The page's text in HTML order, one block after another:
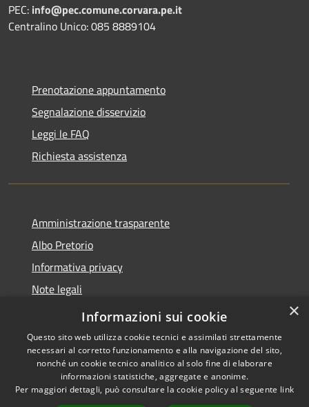
PEC: info@pec.comune.corvara.pe.it
Centralino Unico: 085 8889104
Prenotazione appuntamento
Segnalazione disservizio
Leggi le FAQ
Richiesta assistenza
Amministrazione trasparente
Albo Pretorio
Informativa privacy
Note legali
Dichiarazione di accessibilità
Accessibilità
Copyright © 2026 • Comune di
Corvara • Powered by
×
Informazioni sui cookie
Questo sito web utilizza cookie tecnici e assimilati strettamente
necessari al corretto funzionamento e alla navigazione del sito,
nonché un cookie tecnico analitico al solo fine di elaborare
informazioni statistiche, aggregate e anonime.
Per maggiori dettagli, può consultare la cookie policy al seguente link